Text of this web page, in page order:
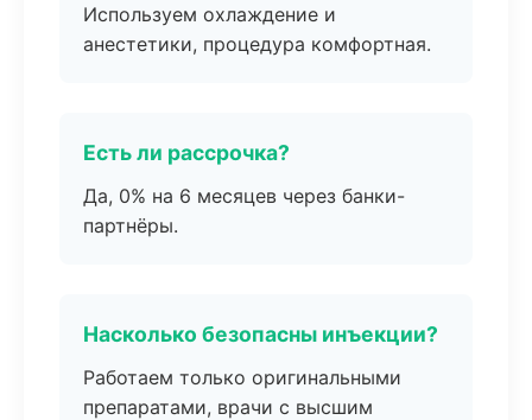
Используем охлаждение и
анестетики, процедура комфортная.
Есть ли рассрочка?
Да, 0% на 6 месяцев через банки-
партнёры.
Насколько безопасны инъекции?
Работаем только оригинальными
препаратами, врачи с высшим